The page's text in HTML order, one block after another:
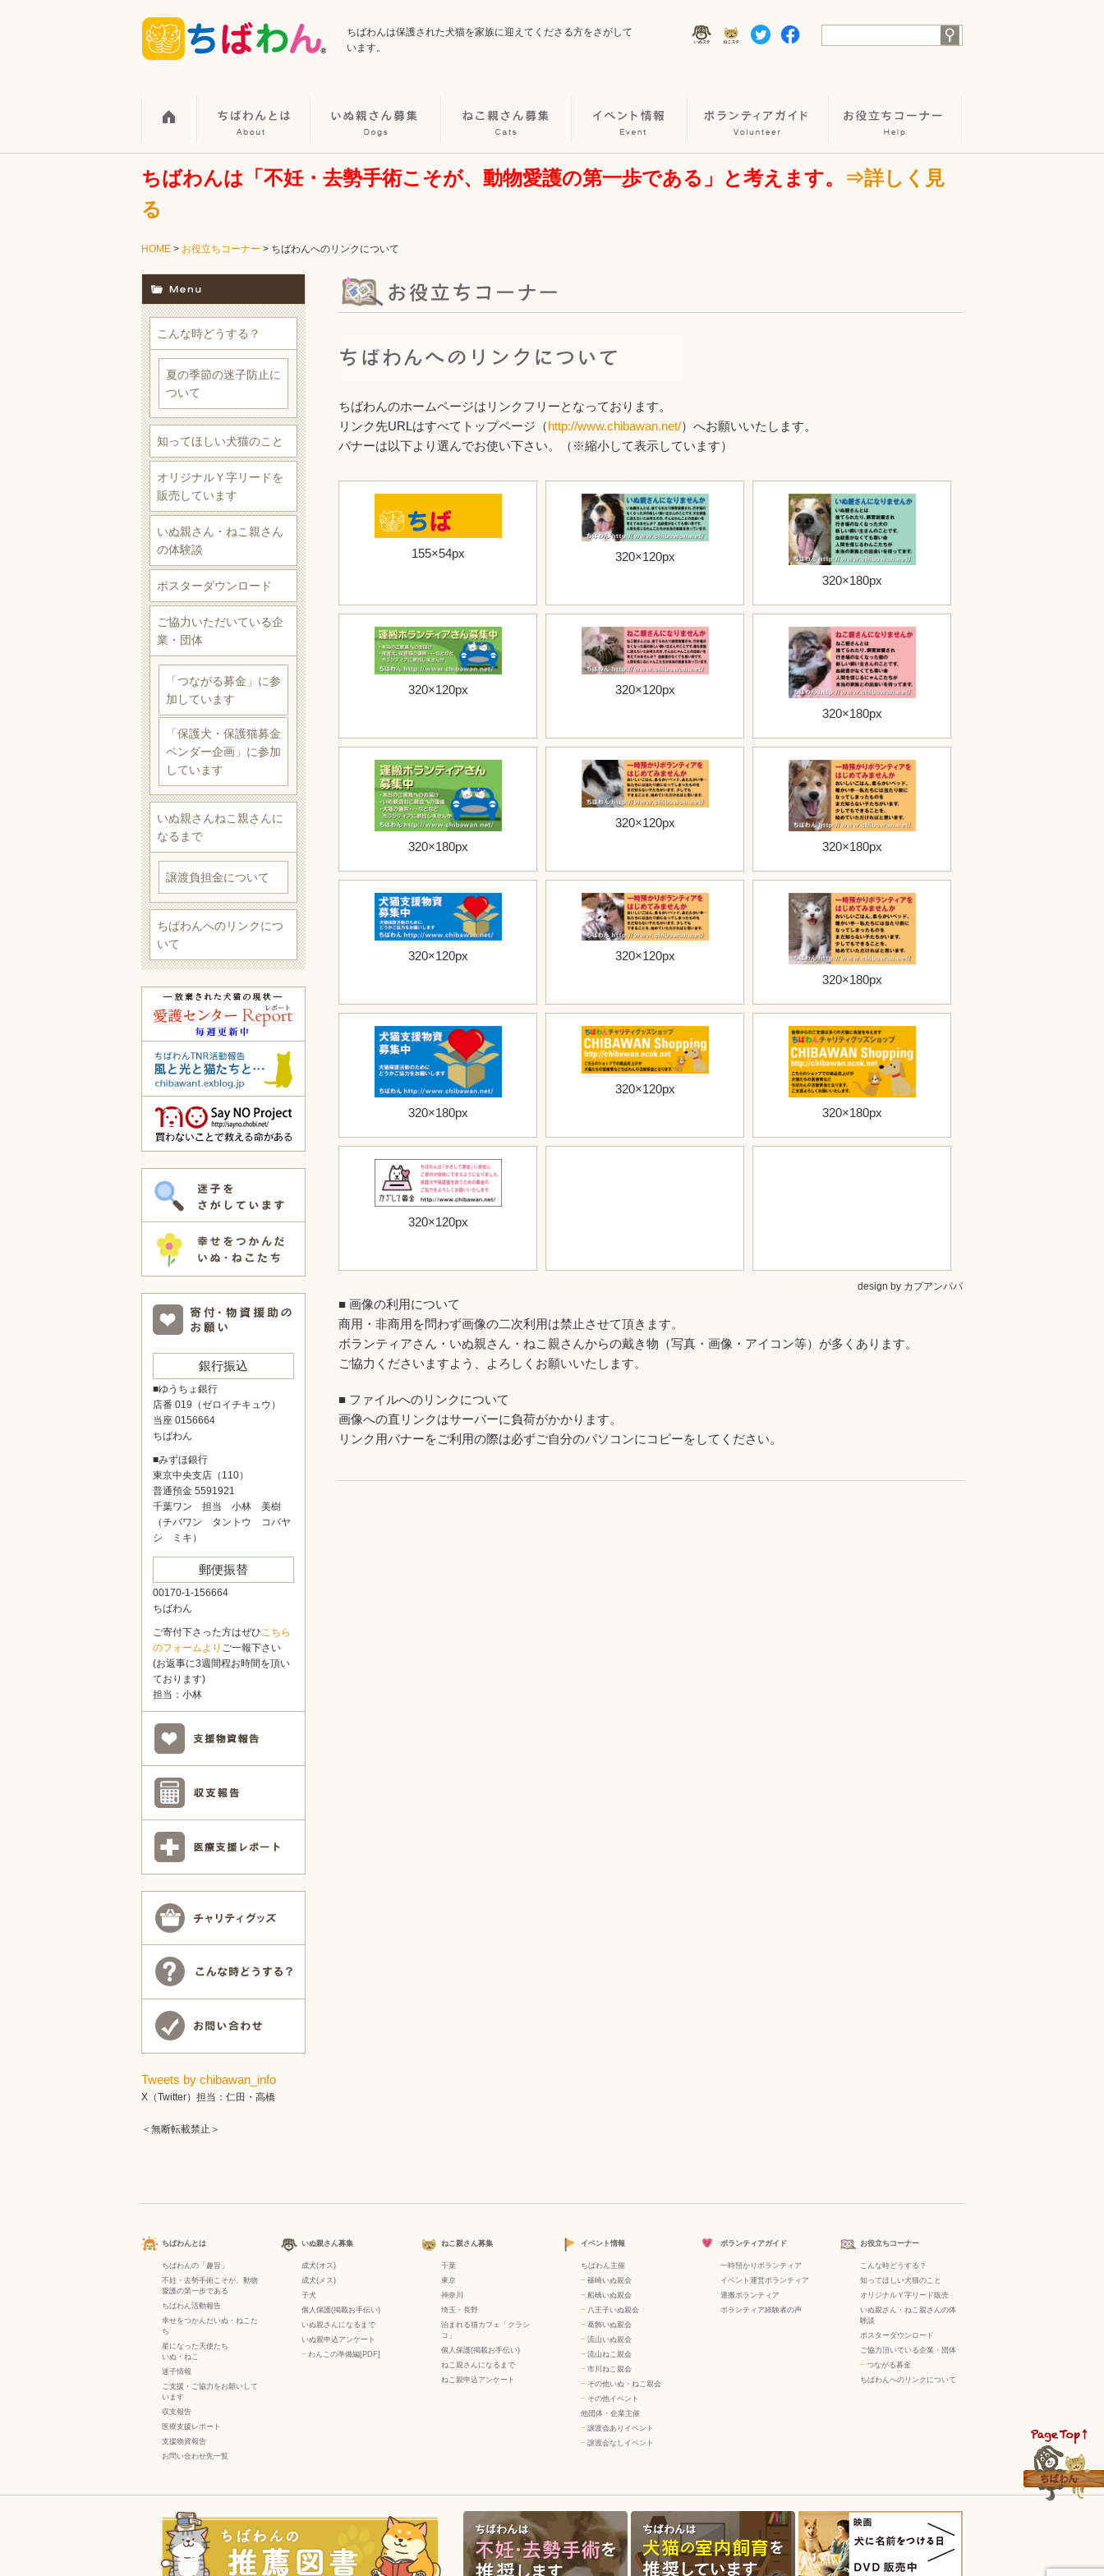
ちばわんは保護された犬猫を家族に迎えてくださる方をさがして
います。
ちばわんは「不妊・去勢手術こそが、動物愛護の第一歩である」と考えます。
⇒詳しく見
る
HOME > お役立ちコーナー > ちばわんへのリンクについて
ちばわんのホームページはリンクフリーとなっております。
リンク先URLはすべてトップページ（http://www.chibawan.net/）へお願いいたします。
バナーは以下より選んでお使い下さい。（※縮小して表示しています）
155×54px
320×120px
320×180px
320×120px
320×120px
320×180px
320×180px
320×120px
320×180px
320×120px
320×120px
320×180px
320×180px
320×120px
320×180px
320×120px
design by カプアンパパ
■ 画像の利用について
商用・非商用を問わず画像の二次利用は禁止させて頂きます。
ボランティアさん・いぬ親さん・ねこ親さんからの戴き物（写真・画像・アイコン等）が多くあります。
ご協力くださいますよう、よろしくお願いいたします。
■ ファイルへのリンクについて
画像への直リンクはサーバーに負荷がかかります。
リンク用バナーをご利用の際は必ずご自分のパソコンにコピーをしてください。
こんな時どうする？
夏の季節の迷子防止に
ついて
知ってほしい犬猫のこと
オリジナルＹ字リードを
販売しています
いぬ親さん・ねこ親さん
の体験談
ポスターダウンロード
ご協力いただいている企
業・団体
「つながる募金」に参
加しています
「保護犬・保護猫募金
ベンダー企画」に参加
しています
いぬ親さんねこ親さんに
なるまで
譲渡負担金について
ちばわんへのリンクにつ
いて
銀行振込
■ゆうちょ銀行
店番 019（ゼロイチキュウ）
当座 0156664
ちばわん
■みずほ銀行
東京中央支店（110）
普通預金 5591921
千葉ワン 担当 小林 美樹
（チバワン タントウ コバヤ
シ ミキ）
郵便振替
00170-1-156664
ちばわん
ご寄付下さった方はぜひこちら
のフォームより ご一報下さい
(お返事に3週間程お時間を頂い
ております)
担当：小林
Tweets by chibawan_info
X（Twitter）担当：仁田・高橋
＜無断転載禁止＞
ちばわんとは
ちばわんの「趣旨」
不妊・去勢手術こそが、動物
愛護の第一歩である
ちばわん活動報告
幸せをつかんだいぬ・ねこた
ち
星になった天使たち
いぬ ・ ねこ
迷子情報
ご支援・ご協力をお願いして
います
収支報告
医療支援レポート
支援物資報告
お問い合わせ先一覧
いぬ親さん募集
成犬(オス)
成犬(メス)
子犬
個人保護(掲載お手伝い)
いぬ親さんになるまで
いぬ親申込アンケート
− わんこの準備編[PDF]
ねこ親さん募集
千葉
東京
神奈川
埼玉・長野
泊まれる猫カフェ「クラシ
コ」
個人保護(掲載お手伝い)
ねこ親さんになるまで
ねこ親申込アンケート
イベント情報
ちばわん主催
− 篠崎いぬ親会
− 船橋いぬ親会
− 八王子いぬ親会
− 葛飾いぬ親会
− 流山いぬ親会
− 流山ねこ親会
− 市川ねこ親会
− その他いぬ・ねこ親会
− その他イベント
他団体・企業主催
− 譲渡会ありイベント
− 譲渡会なしイベント
ボランティアガイド
一時預かりボランティア
イベント運営ボランティア
運搬ボランティア
ボランティア経験者の声
お役立ちコーナー
こんな時どうする？
知ってほしい犬猫のこと
オリジナルＹ字リード販売
いぬ親さん・ねこ親さんの体
験談
ポスターダウンロード
ご協力頂いている企業・団体
− つながる募金
ちばわんへのリンクについて